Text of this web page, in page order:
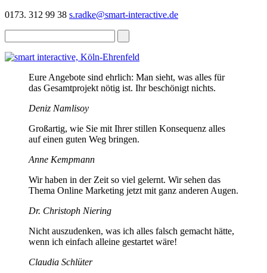
0173. 312 99 38 s.radke@smart-interactive.de
Eure Angebote sind ehrlich: Man sieht, was alles für
das Gesamtprojekt nötig ist. Ihr beschönigt nichts.
Deniz Namlisoy
Großartig, wie Sie mit Ihrer stillen Konsequenz alles
auf einen guten Weg bringen.
Anne Kempmann
Wir haben in der Zeit so viel gelernt. Wir sehen das
Thema Online Marketing jetzt mit ganz anderen Augen.
Dr. Christoph Niering
Nicht auszudenken, was ich alles falsch gemacht hätte,
wenn ich einfach alleine gestartet wäre!
Claudia Schlüter